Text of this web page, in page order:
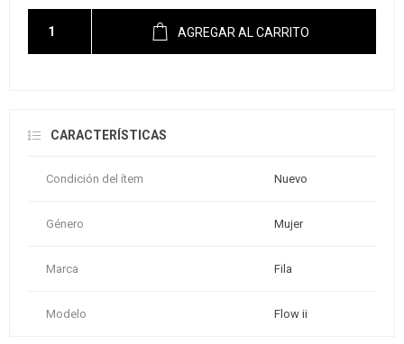
AGREGAR AL CARRITO
CARACTERÍSTICAS
Condición del ítem Nuevo
Género Mujer
Marca Fila
Modelo Flow ii